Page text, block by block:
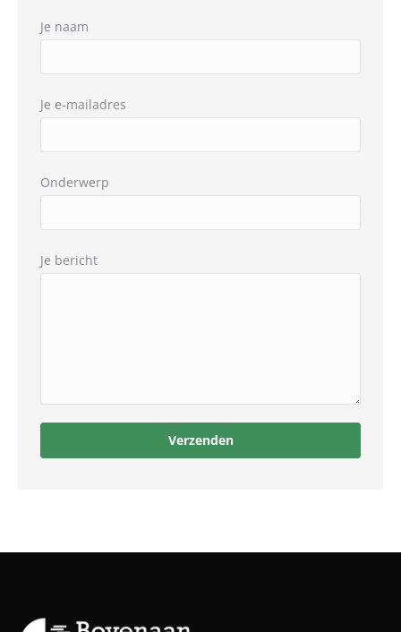
Je naam
Je e-mailadres
Onderwerp
Je bericht